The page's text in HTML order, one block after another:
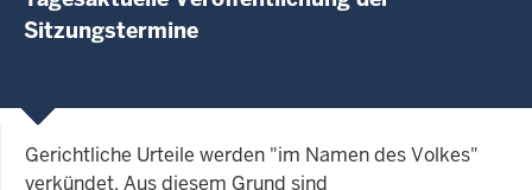
Sitzungstermine
Gerichtliche Urteile werden "im Namen des Volkes"
verkündet. Aus diesem Grund sind